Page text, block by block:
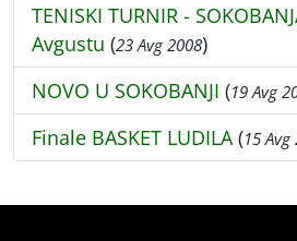
TENISKI TURNIR -
Avgustu (23 Avg 2008)
NOVO U SOKOBANJI (19 Avg
Finale BASKET LUDILA (15 Avg